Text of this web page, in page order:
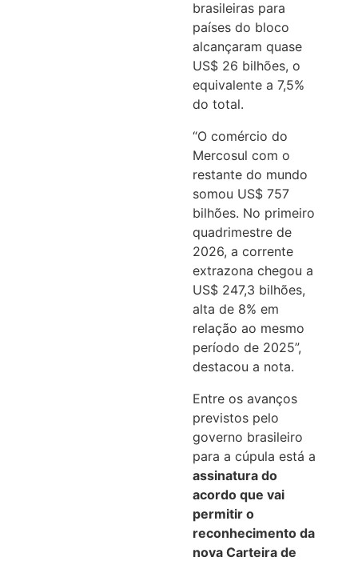
brasileiras para
países do bloco
alcançaram quase
US$ 26 bilhões, o
equivalente a 7,5%
do total.
“O comércio do
Mercosul com o
restante do mundo
somou US$ 757
bilhões. No primeiro
quadrimestre de
2026, a corrente
extrazona chegou a
US$ 247,3 bilhões,
alta de 8% em
relação ao mesmo
período de 2025”,
destacou a nota.
Entre os avanços
previstos pelo
governo brasileiro
para a cúpula está a
assinatura do
acordo que vai
permitir o
reconhecimento da
nova Carteira de